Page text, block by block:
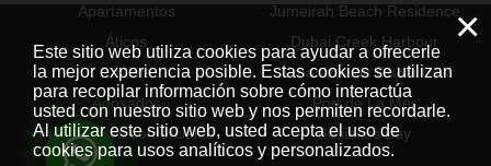
Apartamentos
Áticos
Chalets
Adosados
Propiedades comerciales
Jumeirah Beach Residence
Dubai Creek Harbour
Urbanización Dubai Hills
Port de La Mer
Business Bay
×
Este sitio web utiliza cookies para ayudar a ofrecerle
la mejor experiencia posible. Estas cookies se utilizan
para recopilar información sobre cómo interactúa
usted con nuestro sitio web y nos permiten recordarle.
Al utilizar este sitio web, usted acepta el uso de
cookies para usos analíticos y personalizados.